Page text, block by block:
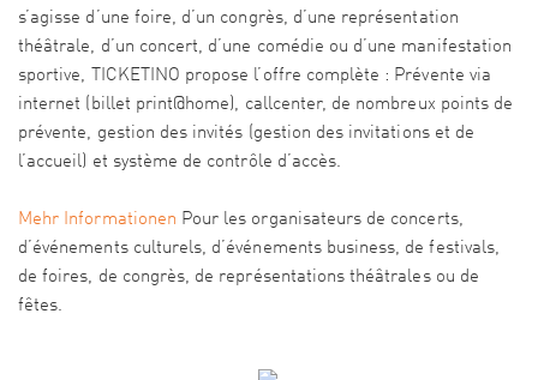
s’agisse d’une foire, d’un congrès, d’une représentation
théâtrale, d’un concert, d’une comédie ou d’une manifestation
sportive, TICKETINO propose l’offre complète : Prévente via
internet (billet print@home), callcenter, de nombreux points de
prévente, gestion des invités (gestion des invitations et de
l’accueil) et système de contrôle d’accès.
Mehr Informationen Pour les organisateurs de concerts,
d’événements culturels, d’événements business, de festivals,
de foires, de congrès, de représentations théâtrales ou de
fêtes.